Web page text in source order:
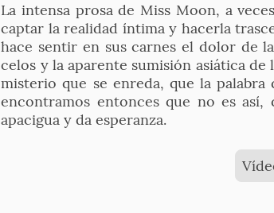
La intensa prosa de Miss Moon, a
captar la realidad íntima y hacerla
hace sentir en sus carnes el dolor de
celos y la aparente sumisión asiática
misterio que se enreda, que la
encontramos entonces que no es
apacigua y da esperanza.